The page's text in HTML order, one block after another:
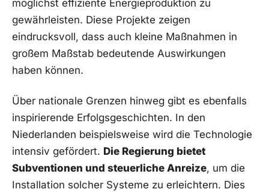
möglichst effiziente Energieproduktion ⁤zu
gewährleisten. Diese Projekte ⁣zeigen
eindrucksvoll, dass ⁣auch kleine Maßnahmen​ in​
großem Maßstab bedeutende Auswirkungen ​
haben⁣ können.
Über nationale Grenzen hinweg gibt es ebenfalls
inspirierende ‍Erfolgsgeschichten. In den
⁤Niederlanden ⁤beispielsweise wird die Technologie
intensiv gefördert. Die Regierung ‌bietet
Subventionen ⁣und steuerliche Anreize, um die⁢
Installation​ solcher Systeme zu erleichtern. Dies